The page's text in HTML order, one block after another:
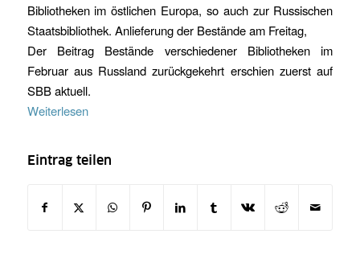
Bibliotheken im östlichen Europa, so auch zur Russischen
Staatsbibliothek. Anlieferung der Bestände am Freitag,
Der Beitrag Bestände verschiedener Bibliotheken im
Februar aus Russland zurückgekehrt erschien zuerst auf
SBB aktuell.
Weiterlesen
Eintrag teilen